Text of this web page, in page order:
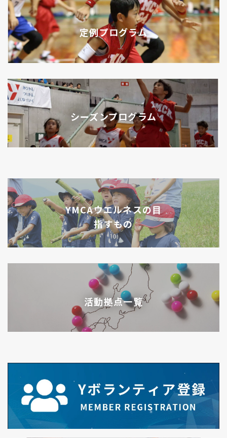
定例プログラム
シーズンプログラム
YMCAウエルネスの目
指すもの
活動拠点一覧